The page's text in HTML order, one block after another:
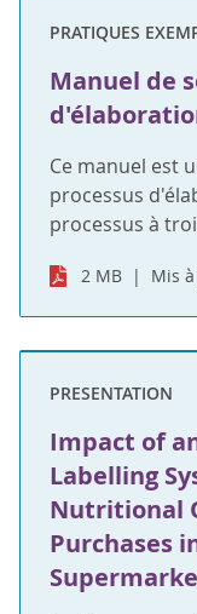
PRATIQUES
Manuel de
Ce manuel est
processus
processus à
2 MB Mis
PRESENTATION
Impact of
Labelling
Nutritional
Purchases